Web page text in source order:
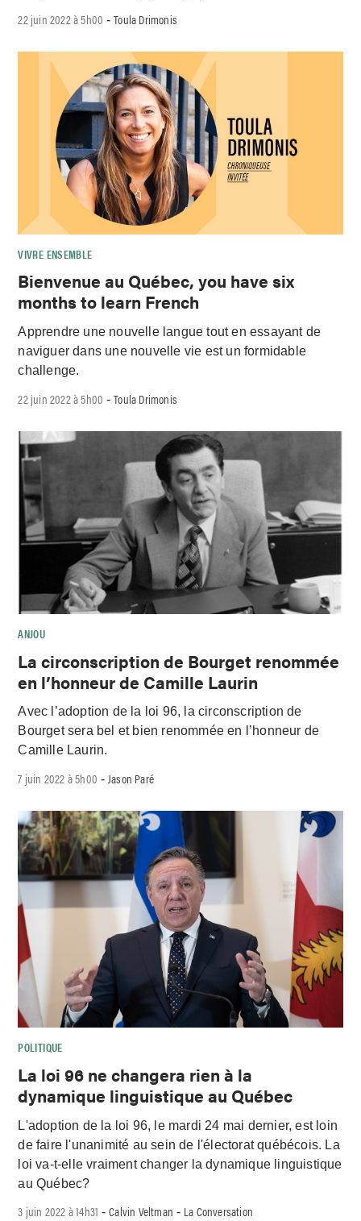
22 juin 2022 à 5h00 -Toula Drimonis
VIVRE ENSEMBLE
Bienvenue au Québec, you have six
months to learn French
Apprendre une nouvelle langue tout en essayant de
naviguer dans une nouvelle vie est un formidable
challenge.
22 juin 2022 à 5h00 -Toula Drimonis
ANJOU
La circonscription de Bourget renommée
en l’honneur de Camille Laurin
Avec l’adoption de la loi 96, la circonscription de
Bourget sera bel et bien renommée en l’honneur de
Camille Laurin.
7 juin 2022 à 5h00 - Jason Paré
POLITIQUE
La loi 96 ne changera rien à la
dynamique linguistique au Québec
L'adoption de la loi 96, le mardi 24 mai dernier, est loin
de faire l'unanimité au sein de l'électorat québécois. La
loi va-t-elle vraiment changer la dynamique linguistique
au Québec?
3 juin 2022 à 14h31 -Calvin Veltman - La Conversation